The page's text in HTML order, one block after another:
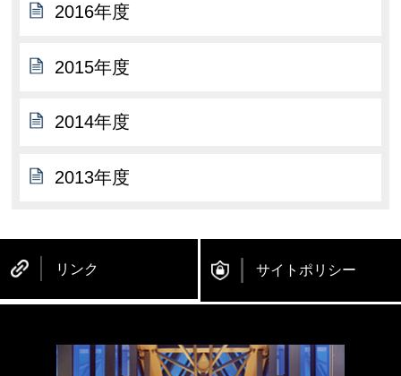
2016年度
2015年度
2014年度
2013年度
リンク サイトポリシー